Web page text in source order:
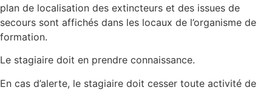
plan de localisation des extincteurs et des issues de
secours sont affichés dans les locaux de l’organisme de
formation.
Le stagiaire doit en prendre connaissance.
En cas d’alerte, le stagiaire doit cesser toute activité de